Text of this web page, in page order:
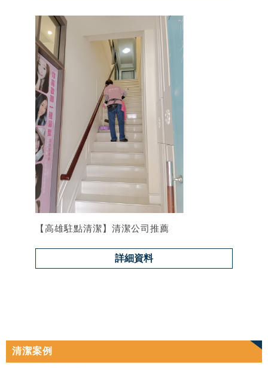
清潔案例
【高雄駐點清潔】清潔公司推薦
詳細資料